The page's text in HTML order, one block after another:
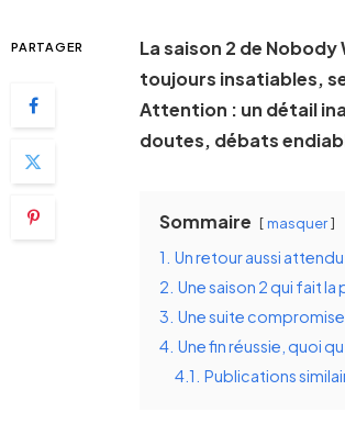
PARTAGER
La saison 2 de
toujours insatiables,
Attention : un détail
doutes, débats
Sommaire masquer
1. Un retour aussi
2. Une saison 2 qui fait la
3. Une suite compromise
4. Une fin réussie, quoi
4.1. Publications